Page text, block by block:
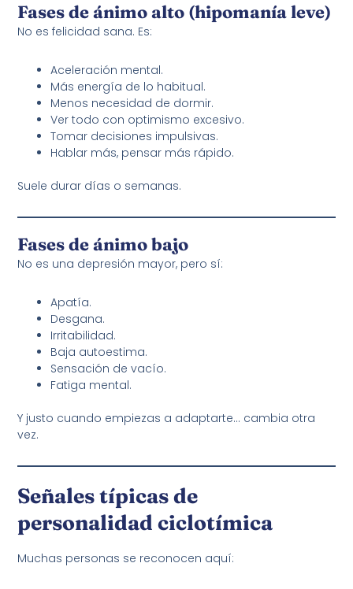
Fases de ánimo alto (hipomanía leve)
No es felicidad sana. Es:
Aceleración mental.
Más energía de lo habitual.
Menos necesidad de dormir.
Ver todo con optimismo excesivo.
Tomar decisiones impulsivas.
Hablar más, pensar más rápido.
Suele durar días o semanas.
Fases de ánimo bajo
No es una depresión mayor, pero sí:
Apatía.
Desgana.
Irritabilidad.
Baja autoestima.
Sensación de vacío.
Fatiga mental.
Y justo cuando empiezas a adaptarte… cambia otra
vez.
Señales típicas de
personalidad ciclotímica
Muchas personas se reconocen aquí: